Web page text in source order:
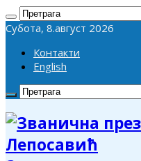
Субота, 8.август 2026
Контакти
English